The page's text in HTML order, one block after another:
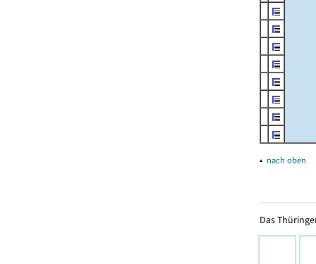
▴ nach oben
Das